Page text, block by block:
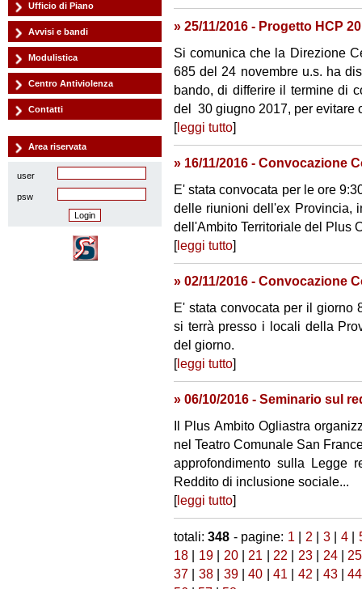
Ufficio di Piano
Avvisi e bandi
Modulistica
Centro Antiviolenza
Contatti
Area riservata
user
psw
» 25/11/2016 - Progetto HCP
Si comunica che la Direzione
685 del 24 novembre u.s. ha
bando, di differire il termine di
del 30 giugno 2017, per evitare
[leggi tutto]
» 16/11/2016 - Convocazione
E' stata convocata per le ore
delle riunioni dell'ex Provincia,
dell'Ambito Territoriale del Plus
[leggi tutto]
» 02/11/2016 - Convocazione
E' stata convocata per il giorno
si terrà presso i locali della
del giorno.
[leggi tutto]
» 06/10/2016 - Seminario sul
Il Plus Ambito Ogliastra
nel Teatro Comunale San
approfondimento sulla Legge
Reddito di inclusione sociale...
[leggi tutto]
totali:348 - pagine: 1 | 2 | 3| 4|
18 | 19| 20| 21 | 22 | 23| 24| 25
37 | 38| 39|40 |41 | 42 | 43|44